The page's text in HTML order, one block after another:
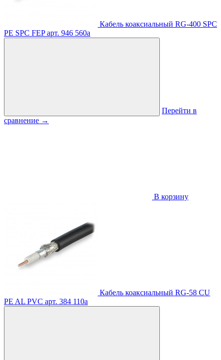
Кабель коаксиальный RG-400 SPC
PE SPC FEP арт. 946 560a
Перейти в
сравнение →
В корзину
Кабель коаксиальный RG-58 CU
PE AL PVC арт. 384 110a